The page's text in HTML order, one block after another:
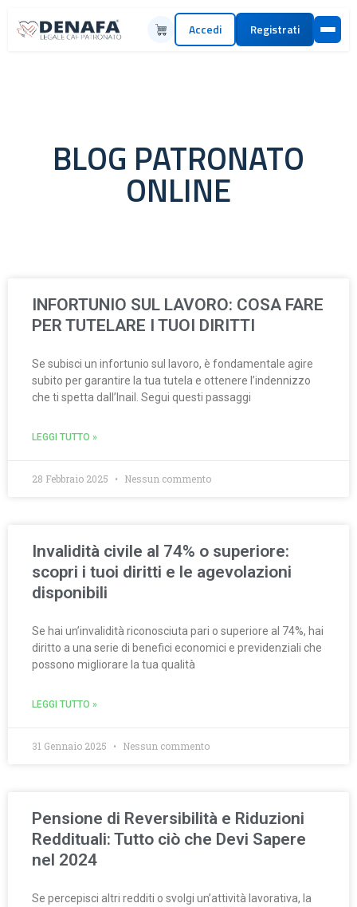
Accedi Registrati
BLOG PATRONATO
ONLINE
INFORTUNIO SUL LAVORO: COSA FARE
PER TUTELARE I TUOI DIRITTI
Se subisci un infortunio sul lavoro, è fondamentale agire
subito per garantire la tua tutela e ottenere l’indennizzo
che ti spetta dall’Inail. Segui questi passaggi
LEGGI TUTTO »
28 Febbraio 2025 Nessun commento
Invalidità civile al 74% o superiore:
scopri i tuoi diritti e le agevolazioni
disponibili
Se hai un’invalidità riconosciuta pari o superiore al 74%, hai
diritto a una serie di benefici economici e previdenziali che
possono migliorare la tua qualità
LEGGI TUTTO »
31 Gennaio 2025 Nessun commento
Pensione di Reversibilità e Riduzioni
Reddituali: Tutto ciò che Devi Sapere
nel 2024
Se percepisci altri redditi o svolgi un’attività lavorativa, la